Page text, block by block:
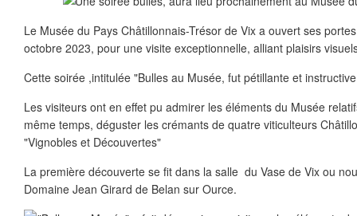
Le Musée du Pays Châtillonnais-Trésor de Vix a ouvert ses
octobre 2023, pour une visite exceptionnelle, alliant plaisirs
Cette soirée ,intitulée "Bulles au Musée, fut pétillante et
Les visiteurs ont en effet pu admirer les éléments du Musée
même temps, déguster les crémants de quatre viticulteurs
"Vignobles et Découvertes"
La première découverte se fit dans la salle du Vase de Vix ou
Domaine Jean Girard de Belan sur Ource.